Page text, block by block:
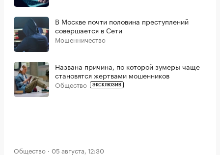
В Москве почти половина преступлений
совершается в Сети
Мошенничество
Названа причина, по которой зумеры чаще
становятся жертвами мошенников
Общество ЭКСКЛЮЗИВ
Общество 05 августа, 12:30